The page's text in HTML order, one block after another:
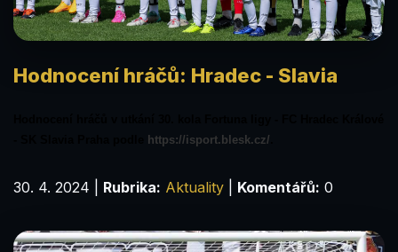
Hodnocení hráčů: Hradec - Slavia
https://isport.blesk.cz/
30. 4. 2024 Rubrika: Aktuality Komentářů: 0